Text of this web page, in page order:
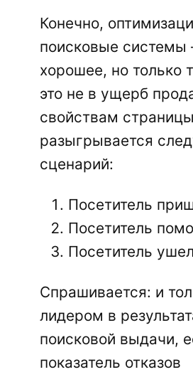
Конечно,
поисковые
хорошее, но только
это не в ущерб
свойствам
разыгрывается
сценарий:
Посетитель
Посетитель
Посетитель ушел
Спрашивается: и
лидером в
поисковой выдачи,
показатель отказов